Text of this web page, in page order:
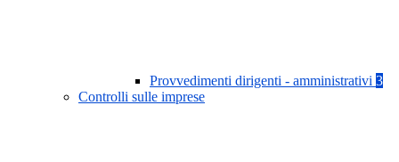
Provvedimenti dirigenti - amministrativi 3
Controlli sulle imprese